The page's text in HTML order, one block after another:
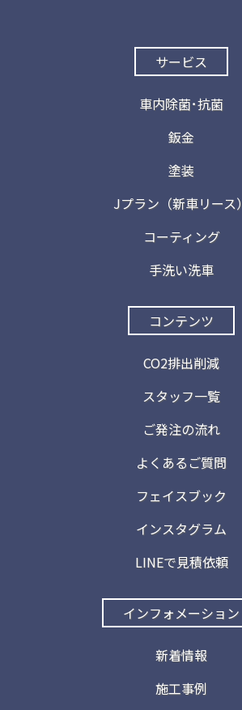
サービス
車内除菌･抗菌
鈑金
塗装
Jプラン（新車リース）
コーティング
手洗い洗車
コンテンツ
CO2排出削減
スタッフ一覧
ご発注の流れ
よくあるご質問
フェイスブック
インスタグラム
LINEで見積依頼
インフォメーション
新着情報
施工事例